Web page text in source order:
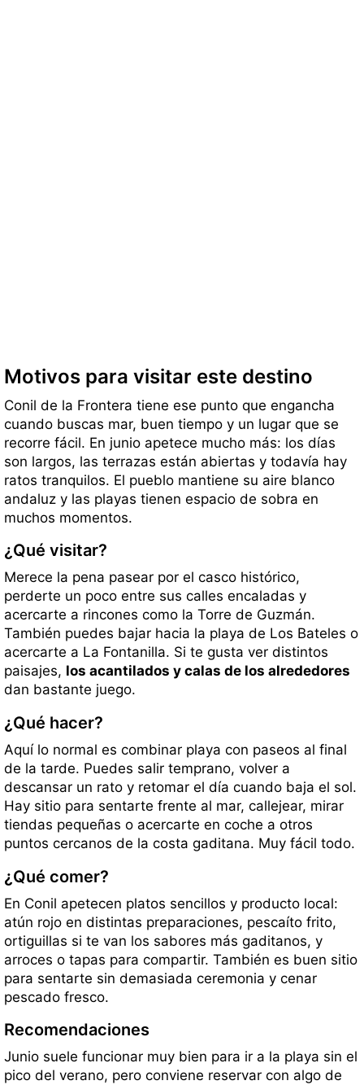
Motivos para visitar este destino
Conil de la Frontera tiene ese punto que engancha
cuando buscas mar, buen tiempo y un lugar que se
recorre fácil. En junio apetece mucho más: los días
son largos, las terrazas están abiertas y todavía hay
ratos tranquilos. El pueblo mantiene su aire blanco
andaluz y las playas tienen espacio de sobra en
muchos momentos.
¿Qué visitar?
Merece la pena pasear por el casco histórico,
perderte un poco entre sus calles encaladas y
acercarte a rincones como la Torre de Guzmán.
También puedes bajar hacia la playa de Los Bateles o
acercarte a La Fontanilla. Si te gusta ver distintos
paisajes, los acantilados y calas de los alrededores
dan bastante juego.
¿Qué hacer?
Aquí lo normal es combinar playa con paseos al final
de la tarde. Puedes salir temprano, volver a
descansar un rato y retomar el día cuando baja el sol.
Hay sitio para sentarte frente al mar, callejear, mirar
tiendas pequeñas o acercarte en coche a otros
puntos cercanos de la costa gaditana. Muy fácil todo.
¿Qué comer?
En Conil apetecen platos sencillos y producto local:
atún rojo en distintas preparaciones, pescaíto frito,
ortiguillas si te van los sabores más gaditanos, y
arroces o tapas para compartir. También es buen sitio
para sentarte sin demasiada ceremonia y cenar
pescado fresco.
Recomendaciones
Junio suele funcionar muy bien para ir a la playa sin el
pico del verano, pero conviene reservar con algo de